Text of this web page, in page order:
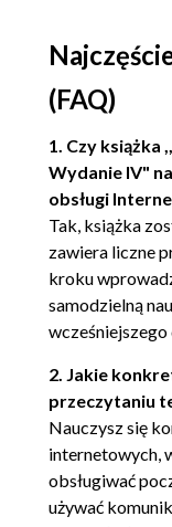
Pisanie i
Gmail (118)
(FAQ)
1. Czy książka
Wydanie IV"
obsługi
Tak, książka
zawiera liczne
kroku
samodzielną
wcześniejszego
2. Jakie
przeczytaniu
Nauczysz się
internetowych,
obsługiwać
używać